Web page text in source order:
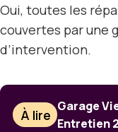
Oui, toutes les
couvertes par une
d’intervention.
À lire
Garage
Entretien